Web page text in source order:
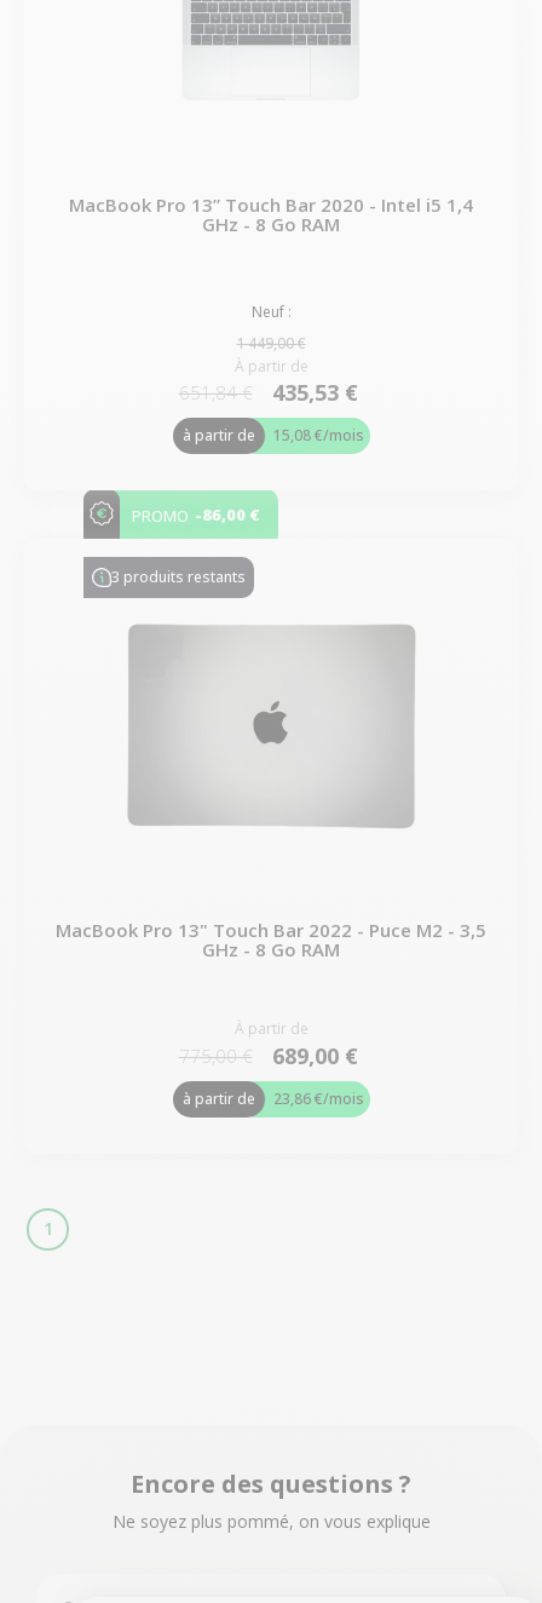
MacBook Pro 13” Touch Bar 2020 - Intel i5 1,4
GHz - 8 Go RAM
Neuf :
1 449,00 €
À partir de
651,84 € 435,53 €
à partir de 15,08 €/mois
PROMO -86,00 €
3 produits restants
MacBook Pro 13" Touch Bar 2022 - Puce M2 - 3,5
GHz - 8 Go RAM
À partir de
775,00 € 689,00 €
à partir de 23,86 €/mois
1
Encore des questions ?
Ne soyez plus pommé, on vous explique